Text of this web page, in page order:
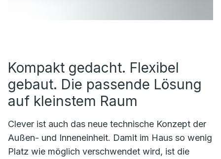
Kompakt gedacht. Flexibel
gebaut. Die passende Lösung
auf kleinstem Raum
Clever ist auch das neue technische Konzept der
Außen- und Inneneinheit. Damit im Haus so wenig
Platz wie möglich verschwendet wird, ist die